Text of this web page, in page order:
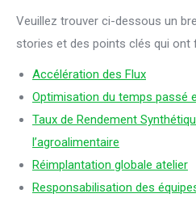
Veuillez trouver ci-dessous un
stories et des points clés qui ont
Accélération des Flux
Optimisation du temps passé
Taux de Rendement
l’agroalimentaire
Réimplantation globale atelier
Responsabilisation des